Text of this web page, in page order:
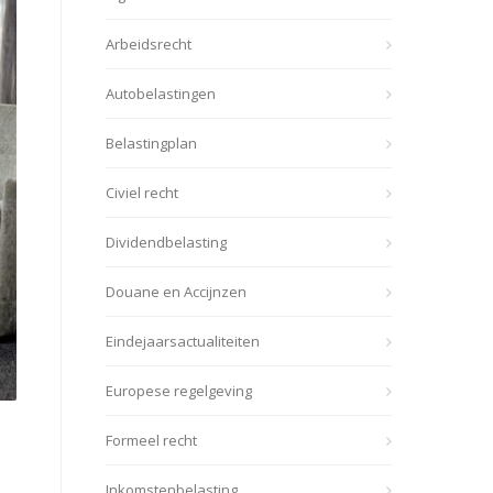
Arbeidsrecht
Autobelastingen
Belastingplan
Civiel recht
Dividendbelasting
Douane en Accijnzen
Eindejaarsactualiteiten
Europese regelgeving
Formeel recht